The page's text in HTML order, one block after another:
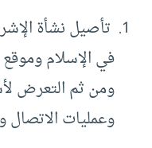
تأصيل نشأة
في الإسلام
ومن ثم التعرض
وعمليات الاتصال